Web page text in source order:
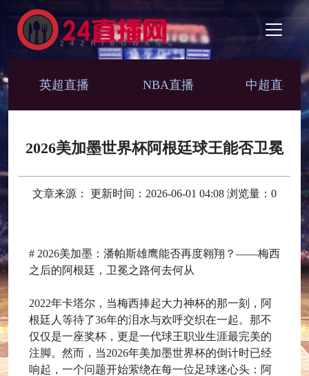
英超直播 NBA直播 中超直播
2026美加墨世界杯阿根廷球王能否卫冕
文章来源： 更新时间：2026-06-01 04:08 浏览量：0
# 2026美加墨：潘帕斯雄鹰能否再度翱翔？——梅西
之后的阿根廷，卫冕之路何去何从
2022年卡塔尔，当梅西捧起大力神杯的那一刻，阿
根廷人等待了36年的泪水与欢呼交织在一起。那不
仅仅是一座奖杯，更是一代球王职业生涯最完美的
注脚。然而，当2026年美加墨世界杯的倒计时已经
响起，一个问题开始萦绕在每一位足球迷心头：阿